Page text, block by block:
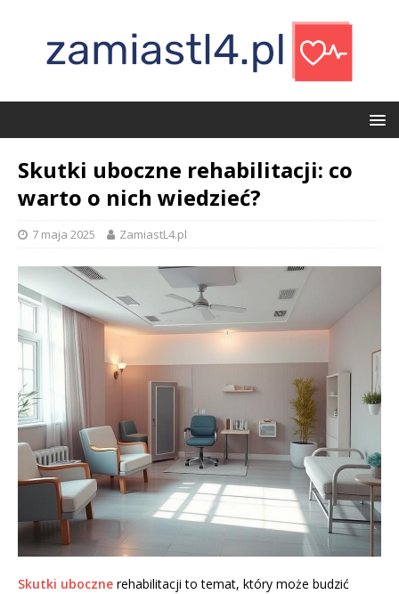
Skutki uboczne rehabilitacji: co
warto o nich wiedzieć?
7 maja 2025 ZamiastL4.pl
Skutki uboczne rehabilitacji to temat, który może budzić